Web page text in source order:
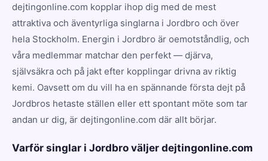
dejtingonline.com kopplar ihop dig med de mest
attraktiva och äventyrliga singlarna i Jordbro och över
hela Stockholm. Energin i Jordbro är oemotståndlig, och
våra medlemmar matchar den perfekt — djärva,
självsäkra och på jakt efter kopplingar drivna av riktig
kemi. Oavsett om du vill ha en spännande första dejt på
Jordbros hetaste ställen eller ett spontant möte som tar
andan ur dig, är dejtingonline.com där allt börjar.
Varför singlar i Jordbro väljer dejtingonline.com